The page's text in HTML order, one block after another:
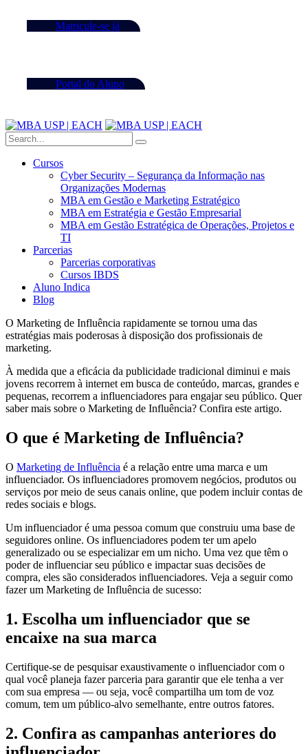
Matricule-se já
Portal do Aluno
Cursos
Cyber Security – Segurança da Informação nas
Organizações Modernas
MBA em Gestão e Marketing Estratégico
MBA em Estratégia e Gestão Empresarial
MBA em Gestão Estratégica de Operações, Projetos e
TI
Parcerias
Parcerias corporativas
Cursos IBDS
Aluno Indica
Blog
O Marketing de Influência rapidamente se tornou uma das
estratégias mais poderosas à disposição dos profissionais de
marketing.
À medida que a eficácia da publicidade tradicional diminui e mais
jovens recorrem à internet em busca de conteúdo, marcas, grandes e
pequenas, recorrem a influenciadores para engajar seu público. Quer
saber mais sobre o Marketing de Influência? Confira este artigo.
O que é Marketing de Influência?
O Marketing de Influência é a relação entre uma marca e um
influenciador. Os influenciadores promovem negócios, produtos ou
serviços por meio de seus canais online, que podem incluir contas de
redes sociais e blogs.
Um influenciador é uma pessoa comum que construiu uma base de
seguidores online. Os influenciadores podem ter um apelo
generalizado ou se especializar em um nicho. Uma vez que têm o
poder de influenciar seu público e impactar suas decisões de
compra, eles são considerados influenciadores. Veja a seguir como
fazer um Marketing de Influência de sucesso:
1. Escolha um influenciador que se
encaixe na sua marca
Certifique-se de pesquisar exaustivamente o influenciador com o
qual você planeja fazer parceria para garantir que ele tenha a ver
com sua empresa — ou seja, você compartilha um tom de voz
comum, tem um público-alvo semelhante, entre outros fatores.
2. Confira as campanhas anteriores do